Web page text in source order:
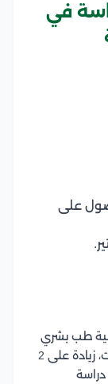
في
على
طب بشري
خاصة في مصر لدراسة البكالوريوس 5 سنوات، زيادة على 2
دراسة